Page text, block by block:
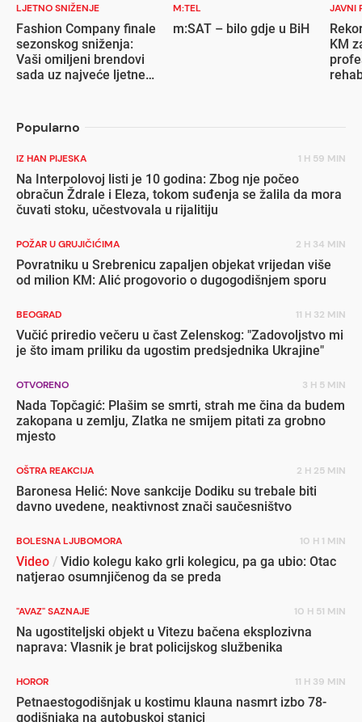
LJETNO SNIŽENJE
Fashion Company finale
sezonskog sniženja:
Vaši omiljeni brendovi
sada uz najveće ljetne
M:TEL
m:SAT – bilo gdje u BiH
JAVNI
KM
Popularno
IZ HAN PIJESKA 1 H 59 MIN
Na Interpolovoj listi je 10 godina: Zbog nje počeo
obračun Ždrale i Eleza, tokom suđenja se žalila da mora
čuvati stoku, učestvovala u rijalitiju
POŽAR U GRUJIČIĆIMA 2 H 34 MIN
Povratniku u Srebrenicu zapaljen objekat vrijedan više
od milion KM: Alić progovorio o dugogodišnjem sporu
BEOGRAD 11 H 32 MIN
Vučić priredio večeru u čast Zelenskog: "Zadovoljstvo mi
je što imam priliku da ugostim predsjednika Ukrajine"
OTVORENO 3 H 5 MIN
Nada Topčagić: Plašim se smrti, strah me čina da budem
zakopana u zemlju, Zlatka ne smijem pitati za grobno
mjesto
OŠTRA REAKCIJA 2 H 25 MIN
Baronesa Helić: Nove sankcije Dodiku su trebale biti
davno uvedene, neaktivnost znači saučesništvo
BOLESNA LJUBOMORA 10 H 1 MIN
Video / Vidio kolegu kako grli kolegicu, pa ga ubio: Otac
natjerao osumnjičenog da se preda
"AVAZ" SAZNAJE 10 H 51 MIN
Na ugostiteljski objekt u Vitezu bačena eksplozivna
naprava: Vlasnik je brat policijskog službenika
HOROR 11 H 39 MIN
Petnaestogodišnjak u kostimu klauna nasmrt izbo 78-
godišnjaka na autobuskoj stanici